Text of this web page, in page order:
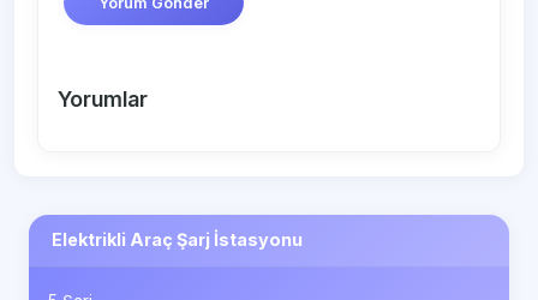
Yorumlar
Elektrikli Araç Şarj İstasyonu